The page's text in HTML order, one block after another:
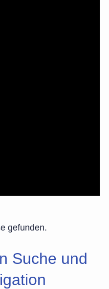
gefunden.
Suche und